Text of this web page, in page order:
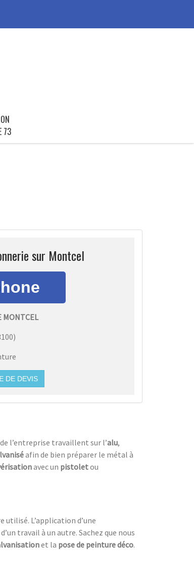
73
sur Montcel
MONTCEL
)
DE DEVIS
l’entreprise travaillent sur l’alu,
afin de bien préparer le métal à
avec un pistoletou
utilisé. L’application d’une
travail à un autre. Sachez que nous
et la pose de peinture déco.